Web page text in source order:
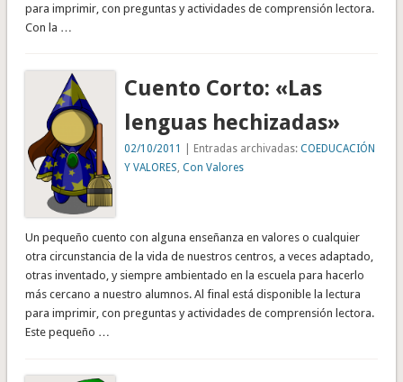
para imprimir, con preguntas y actividades de comprensión lectora.
Con la …
Cuento Corto: «Las
lenguas hechizadas»
02/10/2011 | Entradas archivadas:COEDUCACIÓN
Y VALORES ,Con Valores
Un pequeño cuento con alguna enseñanza en valores o cualquier
otra circunstancia de la vida de nuestros centros, a veces adaptado,
otras inventado, y siempre ambientado en la escuela para hacerlo
más cercano a nuestro alumnos. Al final está disponible la lectura
para imprimir, con preguntas y actividades de comprensión lectora.
Este pequeño …